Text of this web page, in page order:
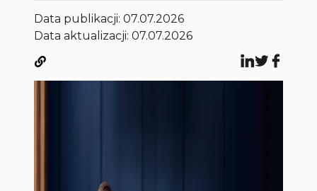
Data publikacji:07.07.2026
Data aktualizacji: 07.07.2026